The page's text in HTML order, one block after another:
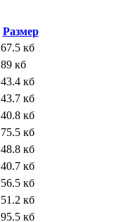
Размер
67.5 кб
89 кб
43.4 кб
43.7 кб
40.8 кб
75.5 кб
48.8 кб
40.7 кб
56.5 кб
51.2 кб
95.5 кб